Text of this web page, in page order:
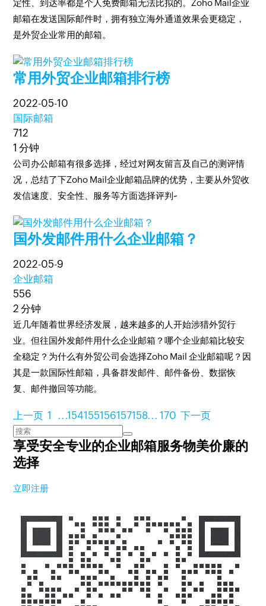
定性、到达率都是个人免费邮箱无法比拟的。Zoho Mail企业
邮箱在发送国际邮件时，拥有独立海外通道效果会更稳定，
是外贸企业常用的邮箱。
常用外贸企业邮箱排行榜
2022-05-10
国际邮箱
712
1 分钟
公司办公邮箱有很多选择，经过对网友留言及自己的测评情
况，总结了下Zoho Mail企业邮箱品牌的优势，主要从外贸收
发信速度、安全性、服务等方面选择评判~
国外发邮件用什么企业邮箱？
2022-05-9
企业邮箱
556
2 分钟
近几年随着世界经济发展，越来越多的人开始涉猎外贸行
业。但往国外发邮件用什么企业邮箱？哪个企业邮箱比较安
全稳定？为什么有外贸公司会选择Zoho Mail 企业邮箱呢？因
其是一款国际性邮箱，具备群发邮件、邮件备份、数据恢
复、邮件撤回等功能。
上一页1 ...154155156157158... 170 下一页
享受安全专业的企业邮箱服务物美价廉的
选择
立即注册